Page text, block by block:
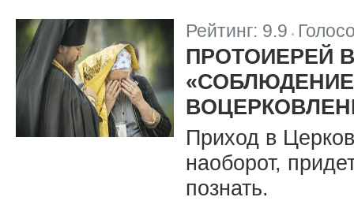
Рейтинг: 9.9
ПРОТОИЕРЕЙ
Приход в
наоборот,
познать.